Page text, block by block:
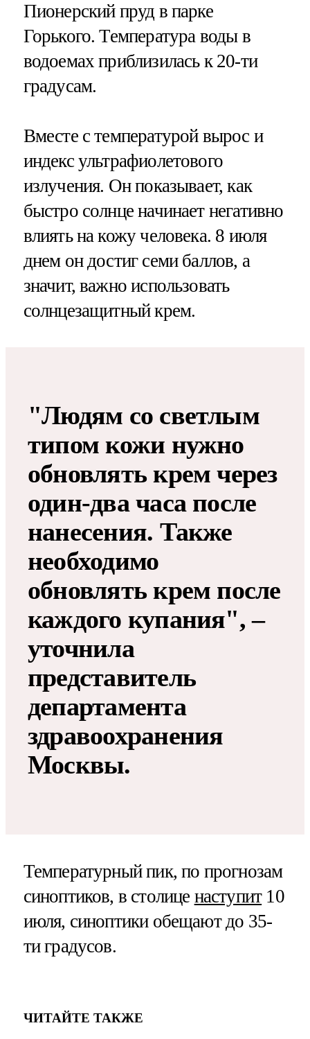
Пионерский пруд в парке
Горького. Температура воды в
водоемах приблизилась к 20-ти
градусам.
Вместе с температурой вырос и
индекс ультрафиолетового
излучения. Он показывает, как
быстро солнце начинает негативно
влиять на кожу человека. 8 июля
днем он достиг семи баллов, а
значит, важно использовать
солнцезащитный крем.
"Людям со светлым
типом кожи нужно
обновлять крем через
один-два часа после
нанесения. Также
необходимо
обновлять крем после
каждого купания", –
уточнила
представитель
департамента
здравоохранения
Москвы.
Температурный пик, по прогнозам
синоптиков, в столице наступит10
июля, синоптики обещают до 35-
ти градусов.
ЧИТАЙТЕ ТАКЖЕ